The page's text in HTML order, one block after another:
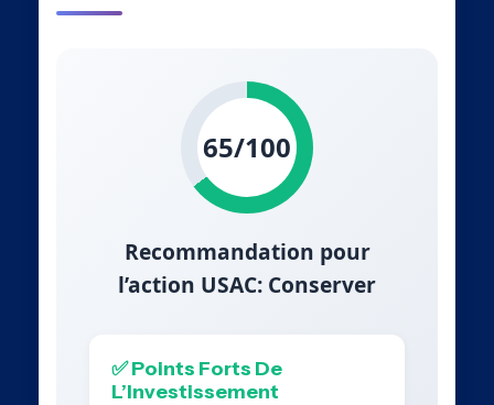
65/100
Recommandation pour
l’action USAC: Conserver
✅ Points Forts De
L’Investissement